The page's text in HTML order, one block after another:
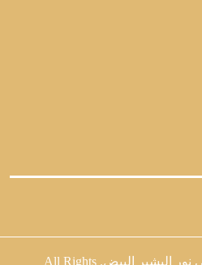
نور البشير البيض . All Rights